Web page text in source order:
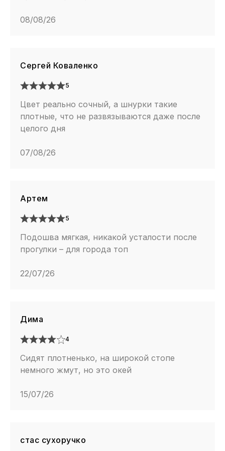
08/08/26
Сергей Коваленко
5
Цвет реально сочный, а шнурки такие
плотные, что не развязываются даже после
целого дня
07/08/26
Артем
5
Подошва мягкая, никакой усталости после
прогулки – для города топ
22/07/26
Дима
4
Сидят плотненько, на широкой стопе
немного жмут, но это окей
15/07/26
стас сухоручко